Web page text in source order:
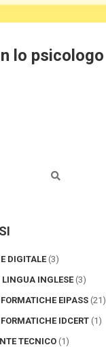
lo psicologo
DIGITALE (3)
INGLESE (3)
EIPASS(21)
IDCERT (1)
TECNICO (1)